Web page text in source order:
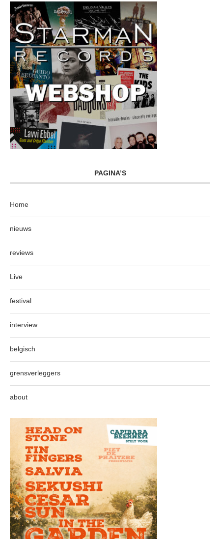
PAGINA’S
Home
nieuws
reviews
Live
festival
interview
belgisch
grensverleggers
about